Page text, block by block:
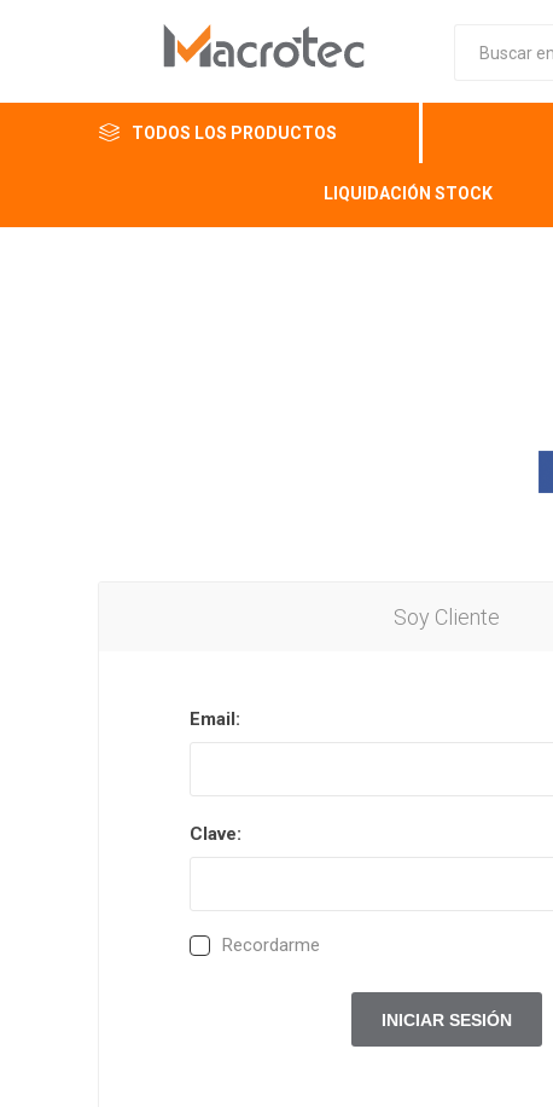
TODOS LOS PRODUCTOS
LIQUIDACIÓN STOCK
Soy Cliente
Email:
Clave:
Recordarme